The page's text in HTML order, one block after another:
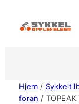
Hjem /
foran /